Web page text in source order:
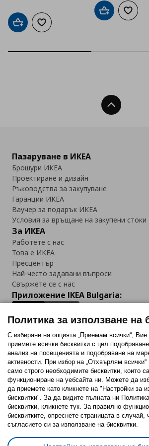
Добави в кошницата
Добави към списъка с любими
Добави в
Нагоре
Пазаруване в ИКЕА
Брошури ИКЕА
Проектиране и дизайн
Ръководства за закупуване
Гаранции ИКЕА
Ваучер за подарък ИКЕА
Условия за връщане на закупени стоки
За ИКЕА
Работете с нас
Това е ИКЕА
Пресцентър
Най-често задавани въпроси
Свържете се с нас
Приложение IKEA Bulgaria:
Последвайте ни:
FacebookTwitterYoutubePinterestInstagram
Политика за използване на
Избор на настройки за използване
Политика за използване на
С избиране на опцията „Приемам всички“,
приемете всички бисквитки с цел
анализ на посещенията и подобряване на
активности. При избор на „Отхвърлям
само строго необходимитe бисквитки, които
функциониране на уебсайта ни. Можете да
да приемете като кликнете на "Настройки за
бисквитки". За да видите пълната ни
бисквитки, кликнете тук. За правилно
бисквитките, опреснете страницата в случай,
съгласието си за използване на бисквитки.